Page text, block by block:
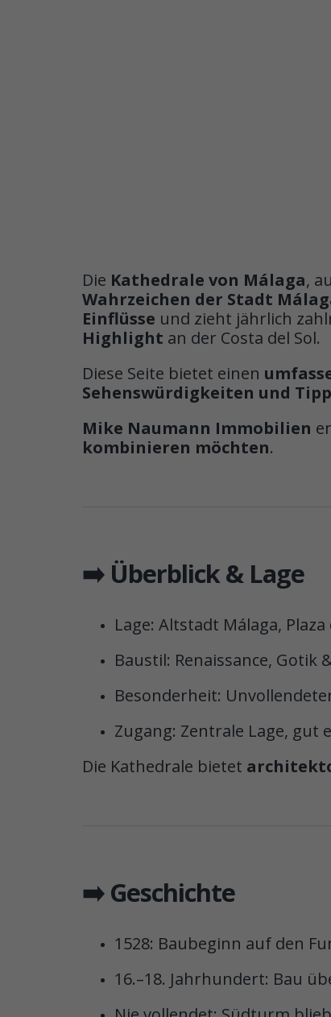
Die Kathedrale von Málaga,
Wahrzeichen der Stadt
Einflüsse und zieht jährlich
Highlight an der Costa del Sol.
Diese Seite bietet einen
Sehenswürdigkeiten und
Mike Naumann Immobilien
kombinieren möchten.
➡️ Überblick & Lage
Lage: Altstadt Málaga,
Baustil: Renaissance, Gotik
Besonderheit:
Zugang: Zentrale Lage,
Die Kathedrale bietet
➡️ Geschichte
1528: Baubeginn auf den
16.–18. Jahrhundert: Bau